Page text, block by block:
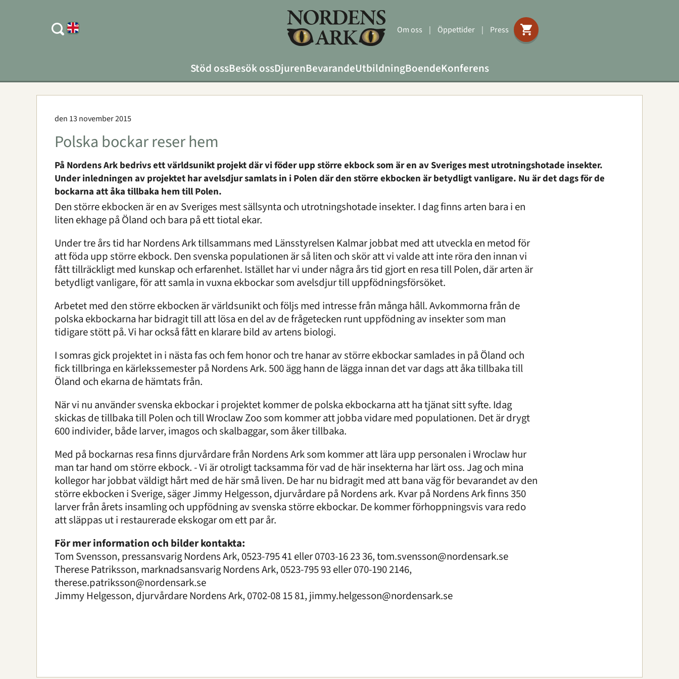
Om oss | Öppettider | Press
Stöd ossBesök ossDjurenBevarandeUtbildningBoendeKonferens
den 13 november 2015
Polska bockar reser hem
På Nordens Ark bedrivs ett världsunikt projekt där vi föder upp större ekbock som är en av Sveriges mest utrotningshotade insekter.
Under inledningen av projektet har avelsdjur samlats in i Polen där den större ekbocken är betydligt vanligare. Nu är det dags för de
bockarna att åka tillbaka hem till Polen.
Den större ekbocken är en av Sveriges mest sällsynta och utrotningshotade insekter. I dag finns arten bara i en
liten ekhage på Öland och bara på ett tiotal ekar.
Under tre års tid har Nordens Ark tillsammans med Länsstyrelsen Kalmar jobbat med att utveckla en metod för
att föda upp större ekbock. Den svenska populationen är så liten och skör att vi valde att inte röra den innan vi
fått tillräckligt med kunskap och erfarenhet. Istället har vi under några års tid gjort en resa till Polen, där arten är
betydligt vanligare, för att samla in vuxna ekbockar som avelsdjur till uppfödningsförsöket.
Arbetet med den större ekbocken är världsunikt och följs med intresse från många håll. Avkommorna från de
polska ekbockarna har bidragit till att lösa en del av de frågetecken runt uppfödning av insekter som man
tidigare stött på. Vi har också fått en klarare bild av artens biologi.
I somras gick projektet in i nästa fas och fem honor och tre hanar av större ekbockar samlades in på Öland och
fick tillbringa en kärlekssemester på Nordens Ark. 500 ägg hann de lägga innan det var dags att åka tillbaka till
Öland och ekarna de hämtats från.
När vi nu använder svenska ekbockar i projektet kommer de polska ekbockarna att ha tjänat sitt syfte. Idag
skickas de tillbaka till Polen och till Wroclaw Zoo som kommer att jobba vidare med populationen. Det är drygt
600 individer, både larver, imagos och skalbaggar, som åker tillbaka.
Med på bockarnas resa finns djurvårdare från Nordens Ark som kommer att lära upp personalen i Wroclaw hur
man tar hand om större ekbock. - Vi är otroligt tacksamma för vad de här insekterna har lärt oss. Jag och mina
kollegor har jobbat väldigt hårt med de här små liven. De har nu bidragit med att bana väg för bevarandet av den
större ekbocken i Sverige, säger Jimmy Helgesson, djurvårdare på Nordens ark. Kvar på Nordens Ark finns 350
larver från årets insamling och uppfödning av svenska större ekbockar. De kommer förhoppningsvis vara redo
att släppas ut i restaurerade ekskogar om ett par år.
För mer information och bilder kontakta:
Tom Svensson, pressansvarig Nordens Ark, 0523-795 41 eller 0703-16 23 36,tom.svensson@nordensark.se
Therese Patriksson, marknadsansvarig Nordens Ark, 0523-795 93 eller 070-190 2146,
therese.patriksson@nordensark.se
Jimmy Helgesson, djurvårdare Nordens Ark, 0702-08 15 81, jimmy.helgesson@nordensark.se